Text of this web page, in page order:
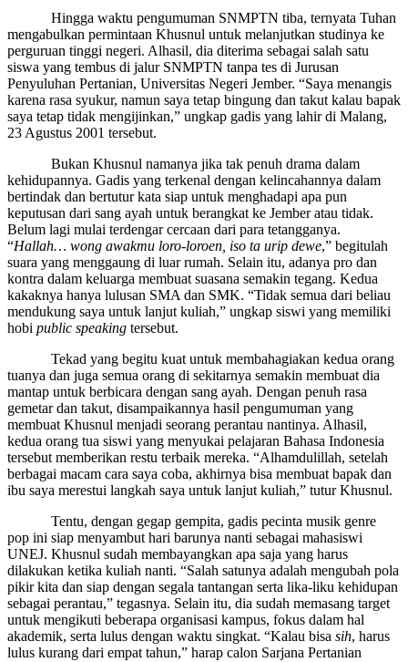
Hingga waktu pengumuman SNMPTN tiba, ternyata Tuhan
mengabulkan permintaan Khusnul untuk melanjutkan studinya ke
perguruan tinggi negeri. Alhasil, dia diterima sebagai salah satu
siswa yang tembus di jalur SNMPTN tanpa tes di Jurusan
Penyuluhan Pertanian, Universitas Negeri Jember. “Saya menangis
karena rasa syukur, namun saya tetap bingung dan takut kalau bapak
saya tetap tidak mengijinkan,” ungkap gadis yang lahir di Malang,
23 Agustus 2001 tersebut.
Bukan Khusnul namanya jika tak penuh drama dalam
kehidupannya. Gadis yang terkenal dengan kelincahannya dalam
bertindak dan bertutur kata siap untuk menghadapi apa pun
keputusan dari sang ayah untuk berangkat ke Jember atau tidak.
Belum lagi mulai terdengar cercaan dari para tetangganya.
“Hallah… wong awakmu loro-loroen, iso ta urip dewe,” begitulah
suara yang menggaung di luar rumah. Selain itu, adanya pro dan
kontra dalam keluarga membuat suasana semakin tegang. Kedua
kakaknya hanya lulusan SMA dan SMK. “Tidak semua dari beliau
mendukung saya untuk lanjut kuliah,” ungkap siswi yang memiliki
hobi public speaking tersebut.
Tekad yang begitu kuat untuk membahagiakan kedua orang
tuanya dan juga semua orang di sekitarnya semakin membuat dia
mantap untuk berbicara dengan sang ayah. Dengan penuh rasa
gemetar dan takut, disampaikannya hasil pengumuman yang
membuat Khusnul menjadi seorang perantau nantinya. Alhasil,
kedua orang tua siswi yang menyukai pelajaran Bahasa Indonesia
tersebut memberikan restu terbaik mereka. “Alhamdulillah, setelah
berbagai macam cara saya coba, akhirnya bisa membuat bapak dan
ibu saya merestui langkah saya untuk lanjut kuliah,” tutur Khusnul.
Tentu, dengan gegap gempita, gadis pecinta musik genre
pop ini siap menyambut hari barunya nanti sebagai mahasiswi
UNEJ. Khusnul sudah membayangkan apa saja yang harus
dilakukan ketika kuliah nanti. “Salah satunya adalah mengubah pola
pikir kita dan siap dengan segala tantangan serta lika-liku kehidupan
sebagai perantau,” tegasnya. Selain itu, dia sudah memasang target
untuk mengikuti beberapa organisasi kampus, fokus dalam hal
akademik, serta lulus dengan waktu singkat. “Kalau bisa sih, harus
lulus kurang dari empat tahun,” harap calon Sarjana Pertanian